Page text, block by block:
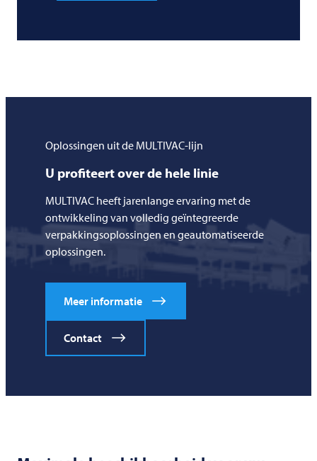
Oplossingen uit de MULTIVAC-lijn
U profiteert over de hele linie
MULTIVAC heeft jarenlange ervaring met de
ontwikkeling van volledig geïntegreerde
verpakkingsoplossingen en geautomatiseerde
oplossingen.
Meer informatie
Contact